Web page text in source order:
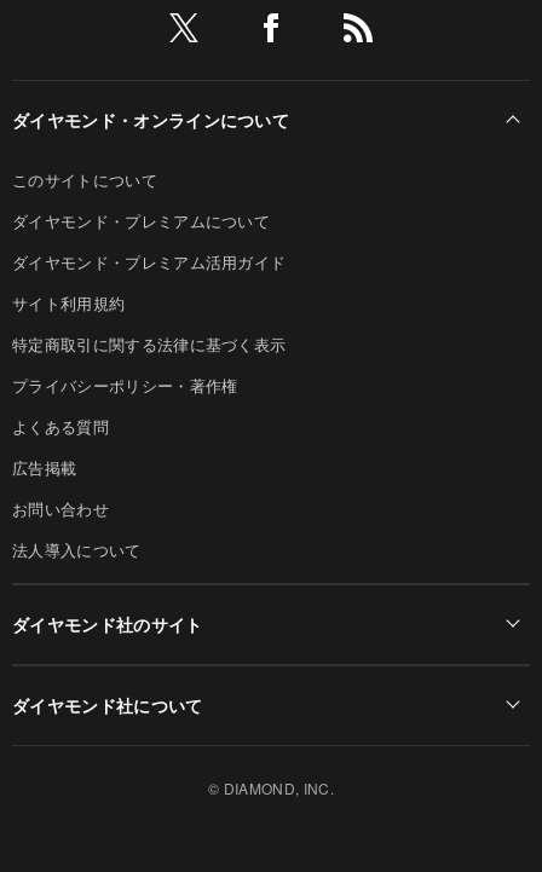
ダイヤモンド・オンラインについて
このサイトについて
ダイヤモンド・プレミアムについて
ダイヤモンド・プレミアム活用ガイド
サイト利用規約
特定商取引に関する法律に基づく表示
プライバシーポリシー・著作権
よくある質問
広告掲載
お問い合わせ
法人導入について
ダイヤモンド社のサイト
ダイヤモンド社について
© DIAMOND, INC.